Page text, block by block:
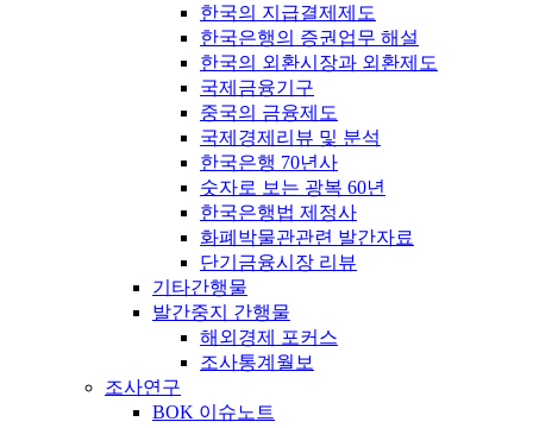
한국의 지급결제제도
한국은행의 증권업무 해설
한국의 외환시장과 외환제도
국제금융기구
중국의 금융제도
국제경제리뷰 및 분석
한국은행 70년사
숫자로 보는 광복 60년
한국은행법 제정사
화폐박물관관련 발간자료
단기금융시장 리뷰
기타간행물
발간중지 간행물
해외경제 포커스
조사통계월보
조사연구
BOK 이슈노트